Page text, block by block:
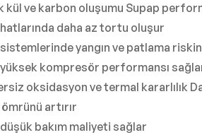
kül ve karbon oluşumu Supap
hatlarında daha az tortu oluşur
sistemlerinde yangın ve patlama
yüksek kompresör performansı
oksidasyon ve termal kararlılık
artırır
bakım maliyeti sağlar